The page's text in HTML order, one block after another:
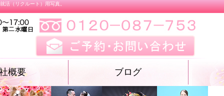
活（リクルート）用写真。
概要 ブログ